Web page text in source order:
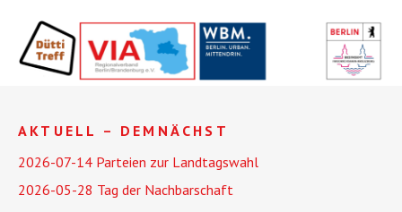
AKTUELL – DEMNÄCHST
2026-07-14 Parteien zur Landtagswahl
2026-05-28 Tag der Nachbarschaft